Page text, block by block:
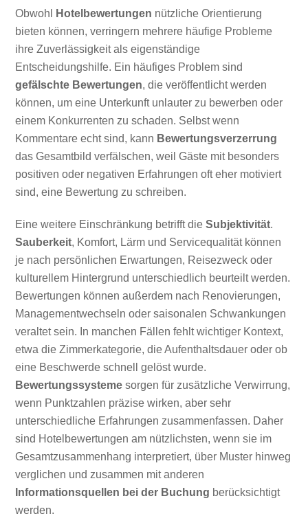
Obwohl Hotelbewertungen nützliche Orientierung
bieten können, verringern mehrere häufige Probleme
ihre Zuverlässigkeit als eigenständige
Entscheidungshilfe. Ein häufiges Problem sind
gefälschte Bewertungen, die veröffentlicht werden
können, um eine Unterkunft unlauter zu bewerben oder
einem Konkurrenten zu schaden. Selbst wenn
Kommentare echt sind, kann Bewertungsverzerrung
das Gesamtbild verfälschen, weil Gäste mit besonders
positiven oder negativen Erfahrungen oft eher motiviert
sind, eine Bewertung zu schreiben.
Eine weitere Einschränkung betrifft dieSubjektivität.
Sauberkeit, Komfort, Lärm und Servicequalität können
je nach persönlichen Erwartungen, Reisezweck oder
kulturellem Hintergrund unterschiedlich beurteilt werden.
Bewertungen können außerdem nach Renovierungen,
Managementwechseln oder saisonalen Schwankungen
veraltet sein. In manchen Fällen fehlt wichtiger Kontext,
etwa die Zimmerkategorie, die Aufenthaltsdauer oder ob
eine Beschwerde schnell gelöst wurde.
Bewertungssysteme sorgen für zusätzliche Verwirrung,
wenn Punktzahlen präzise wirken, aber sehr
unterschiedliche Erfahrungen zusammenfassen. Daher
sind Hotelbewertungen am nützlichsten, wenn sie im
Gesamtzusammenhang interpretiert, über Muster hinweg
verglichen und zusammen mit anderen
Informationsquellen bei der Buchung berücksichtigt
werden.